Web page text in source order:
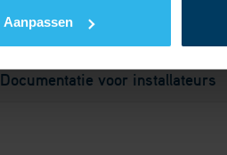
Aanpassen
Documentatie voor installateurs